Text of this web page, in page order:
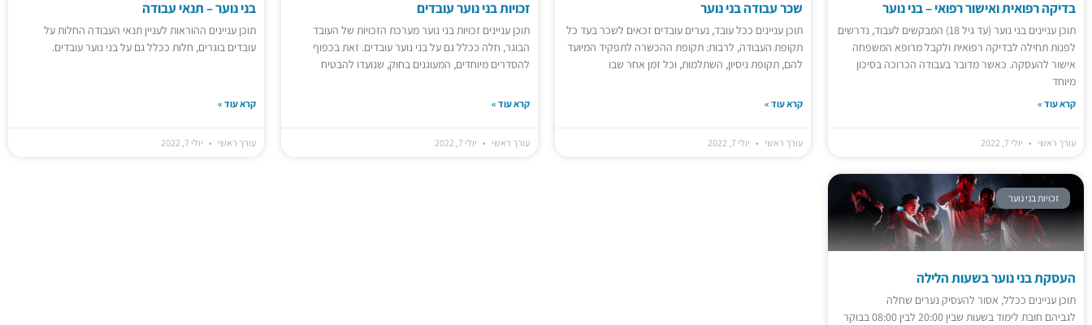
07 יולי 2022
בדיקה רפואית ואישור רפואי – בני נוער
תוכן עניינים בני נוער (עד גיל 18) המבקשים לעבוד, נדרשים
לפנות תחילה לבדיקה רפואית ולקבל מרופא המשפחה
אישור להעסקה. כאשר מדובר בעבודה הכרוכה בסיכון
מיוחד
קרא עוד »
עורך ראשי יולי 7, 2022
שכר עבודה בני נוער
תוכן עניינים ככל עובד, נערים עובדים זכאים לשכר בעד כל
תקופת העבודה, לרבות: תקופת ההכשרה לתפקיד המיועד
להם, תקופת ניסיון, השתלמות, וכל זמן אחר שבו
קרא עוד »
עורך ראשי יולי 7, 2022
זכויות בני נוער עובדים
תוכן עניינים זכויות בני נוער מערכת הזכויות של העובד
הבוגר, חלה ככלל גם על בני נוער עובדים. זאת בכפוף
להסדרים מיוחדים, המעוגנים בחוק, שנועדו להבטיח
קרא עוד »
עורך ראשי יולי 7, 2022
בני נוער – תנאי עבודה
תוכן עניינים ההוראות לעניין תנאי העבודה החלות על
עובדים בוגרים, חלות ככלל גם על בני נוער עובדים.
קרא עוד »
עורך ראשי יולי 7, 2022
זכויות בני נוער
העסקת בני נוער בשעות הלילה
תוכן עניינים ככלל, אסור להעסיק נערים שחלה
לגביהם חובת לימוד בשעות שבין 20:00 לבין 08:00 בבוקר